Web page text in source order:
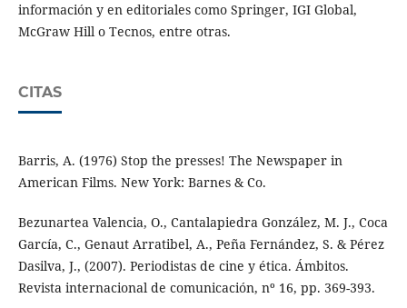
información y en editoriales como Springer, IGI Global,
McGraw Hill o Tecnos, entre otras.
CITAS
Barris, A. (1976) Stop the presses! The Newspaper in
American Films. New York: Barnes & Co.
Bezunartea Valencia, O., Cantalapiedra González, M. J., Coca
García, C., Genaut Arratibel, A., Peña Fernández, S. & Pérez
Dasilva, J., (2007). Periodistas de cine y ética. Ámbitos.
Revista internacional de comunicación, nº 16, pp. 369-393.